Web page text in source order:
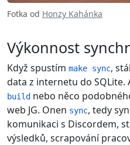
Fotka od Honzy Kahánka
Výkonnost
Když spustím make sync,
data z internetu do
build nebo něco
web JG. Onen sync, tedy
komunikaci s Discordem,
výsledků, scrapování